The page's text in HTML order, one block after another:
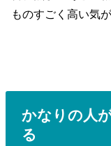
ものすごく高い気
かなりの人
る